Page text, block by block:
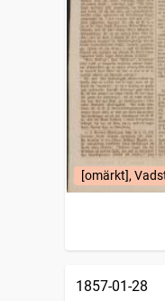
[omärkt],
1857-01-28